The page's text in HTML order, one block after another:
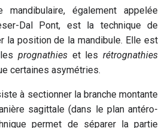
mandibulaire, également appelée
Dal Pont, est la technique de
la position de la mandibule. Elle est
prognathies et lesrétrognathies
certaines asymétries.
à sectionner la branche montante
sagittale (dans le plan antéro-
permet de séparer la partie